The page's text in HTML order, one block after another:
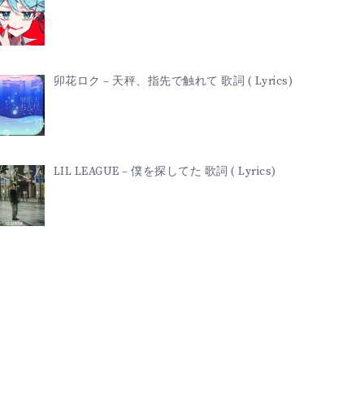
卯花ロク – 天秤、指先で触れて 歌詞 ( Lyrics)
LIL LEAGUE – 僕を探してた 歌詞 ( Lyrics)